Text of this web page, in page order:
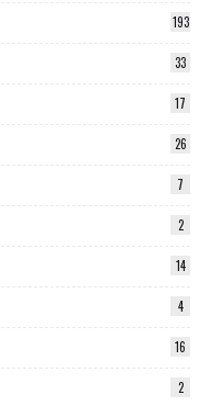
193
33
17
26
7
2
14
4
16
2